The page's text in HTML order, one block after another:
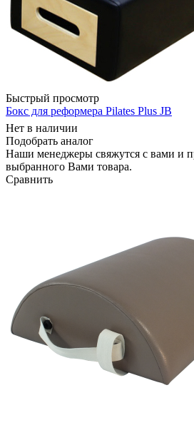
Быстрый просмотр
Бокс для реформера Pilates Plus JB
Нет в наличии
Подобрать аналог
Наши менеджеры свяжутся с вами и
выбранного Вами товара.
Сравнить